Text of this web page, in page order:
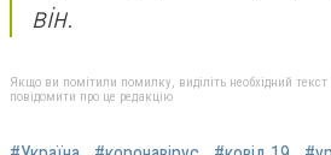
він.
Якщо ви помітили помилку, виділіть необхідний
повідомити про це редакцію